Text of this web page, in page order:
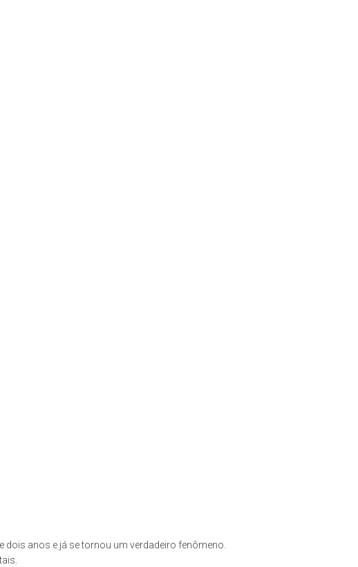
dois anos e já se tornou um verdadeiro fenômeno.